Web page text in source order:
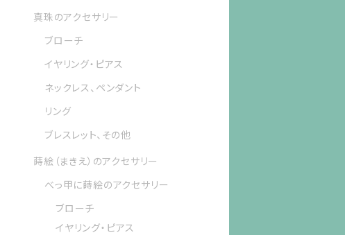
真珠のアクセサリー
ブローチ
イヤリング・ピアス
ネックレス、ペンダント
リング
ブレスレット、その他
蒔絵（まきえ）のアクセサリー
べっ甲に蒔絵のアクセサリー
ブローチ
イヤリング・ピアス